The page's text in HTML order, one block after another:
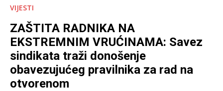
VIJESTI
ZAŠTITA RADNIKA NA
EKSTREMNIM VRUĆINAMA: Savez
sindikata traži donošenje
obavezujućeg pravilnika za rad na
otvorenom